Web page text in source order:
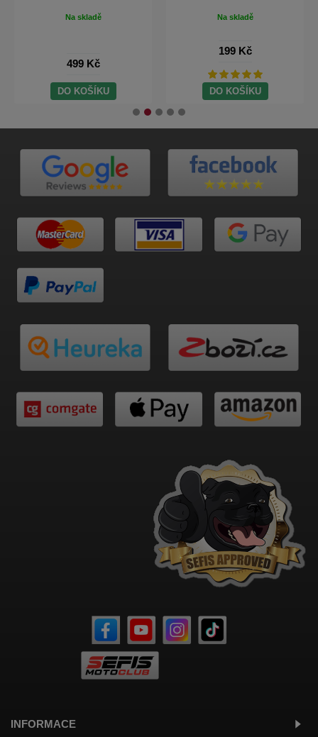
Na skladě
499 Kč
DO KOŠÍKU
Na skladě
199 Kč
DO KOŠÍKU
INFORMACE